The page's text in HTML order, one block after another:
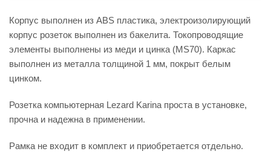
Корпус выполнен из ABS пластика, электроизолирующий
корпус розеток выполнен из бакелита. Токопроводящие
элементы выполнены из меди и цинка (MS70). Каркас
выполнен из металла толщиной 1 мм, покрыт белым
цинком.
Розетка компьютерная Lezard Karina проста в установке,
прочна и надежна в применении.
Рамка не входит в комплект и приобретается отдельно.